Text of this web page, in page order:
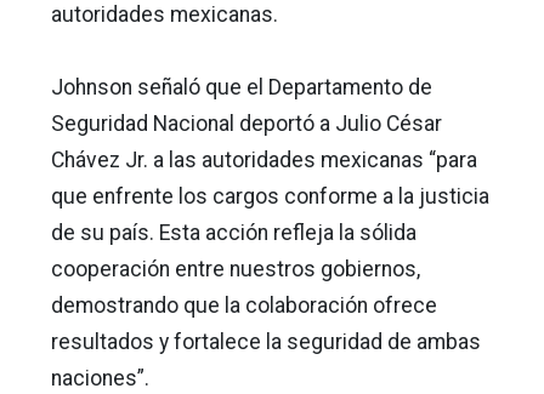
autoridades mexicanas.
Johnson señaló que el Departamento de
Seguridad Nacional deportó a Julio César
Chávez Jr. a las autoridades mexicanas “para
que enfrente los cargos conforme a la justicia
de su país. Esta acción refleja la sólida
cooperación entre nuestros gobiernos,
demostrando que la colaboración ofrece
resultados y fortalece la seguridad de ambas
naciones”.